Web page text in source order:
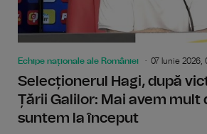
Echipe naționale ale României 07 Iunie 2026,
Selecționerul Hagi, după
Țării Galilor: Mai avem mult
suntem la început